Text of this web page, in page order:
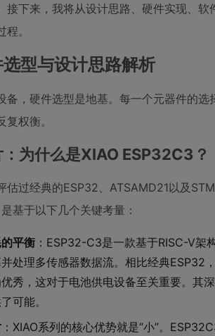
接下来，我将从设计思路、硬件实现、
。
型与设计思路解析
备，硬件选型是地基。每一个元器件的
权衡。
为什么是XIAO ESP32C3？
估过经典的ESP32、ATSAMD21以及
基于以下几个关键考量：
平衡 ：ESP32-C3是一款基于RISC-V
处理多传感器数据流。相比经典ESP32
秀，这对于电池供电设备至关重要。其
可能。
：XIAO系列的核心优势就是“小”。